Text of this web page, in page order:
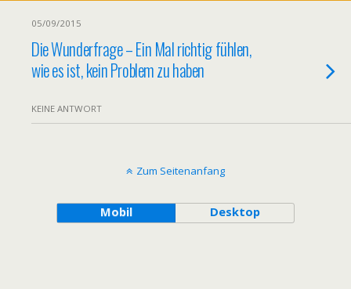
05/09/2015
Die Wunderfrage – Ein Mal richtig fühlen,
wie es ist, kein Problem zu haben
KEINE ANTWORT
Zum Seitenanfang
Mobil Desktop